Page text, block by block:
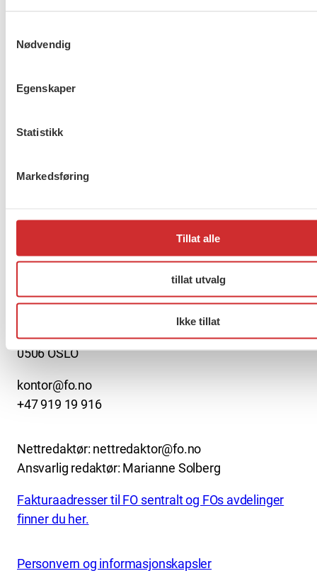
Nødvendig
Egenskaper
Statistikk
Markedsføring
Tillat alle
tillat utvalg
Ikke tillat
About us (English)
FO (Fellesorganisasjonen)
Pb. 4693 Sofienberg
0506 OSLO
kontor@fo.no
+47 919 19 916
Nettredaktør: nettredaktor@fo.no
Ansvarlig redaktør: Marianne Solberg
Fakturaadresser til FO sentralt og FOs avdelinger
finner du her.
Personvern og informasjonskapsler